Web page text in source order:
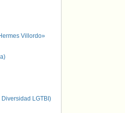
Villordo»
LGTBI)